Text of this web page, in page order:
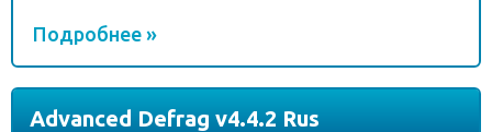
Подробнее »
Advanced Defrag v4.4.2 Rus